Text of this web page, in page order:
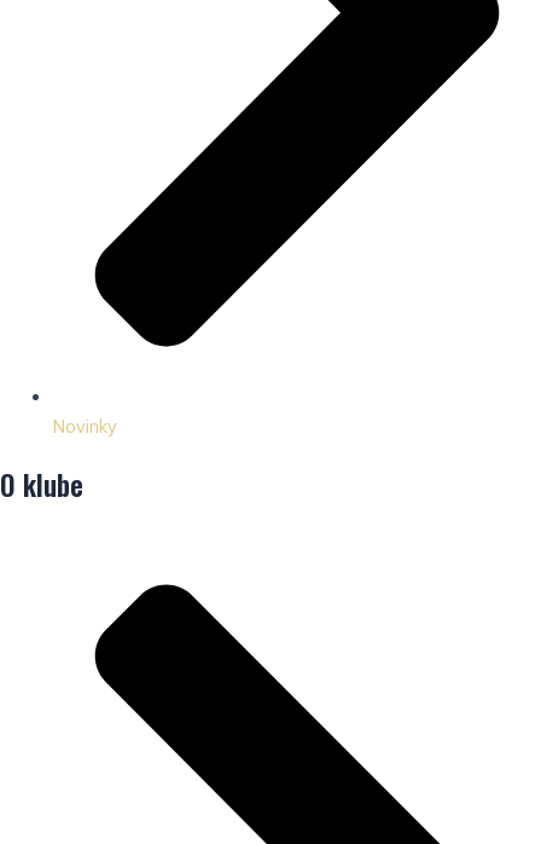
Novinky
O klube